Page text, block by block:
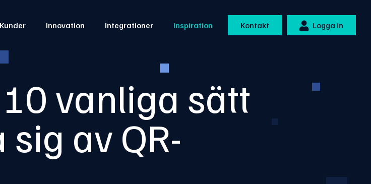
Kunder Innovation Integrationer Inspiration Kontakt Logga in
vanliga sätt
av QR-